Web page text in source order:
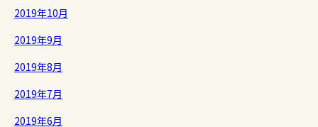
2019年10月
2019年9月
2019年8月
2019年7月
2019年6月